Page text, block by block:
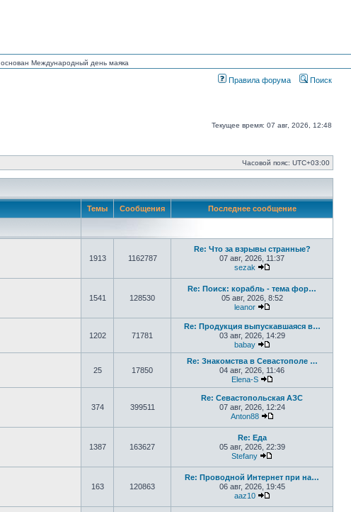
Международный день маяка
Правила форума Поиск
Текущее время: 07 авг, 2026, 12:48
Часовой пояс: UTC+03:00
Темы Сообщения Последнее сообщение
1913 1162787
Re: Что за взрывы странные?
07 авг, 2026, 11:37
sezak
1541 128530
Re: Поиск: корабль - тема фор…
05 авг, 2026, 8:52
leanor
1202 71781
Re: Продукция выпускавшаяся в…
03 авг, 2026, 14:29
babay
Перейти к
25 17850
Re: Знакомства в Севастополе …
04 авг, 2026, 11:46
Elena-S
Перейти к
374 399511
Re: Севастопольская АЗС
07 авг, 2026, 12:24
Anton88
1387 163627
Re: Еда
05 авг, 2026, 22:39
Stefany
163 120863
Re: Проводной Интернет при на…
06 авг, 2026, 19:45
aaz10